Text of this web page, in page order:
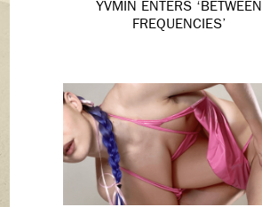
YVMIN ENTERS ‘BETWEEN
FREQUENCIES’